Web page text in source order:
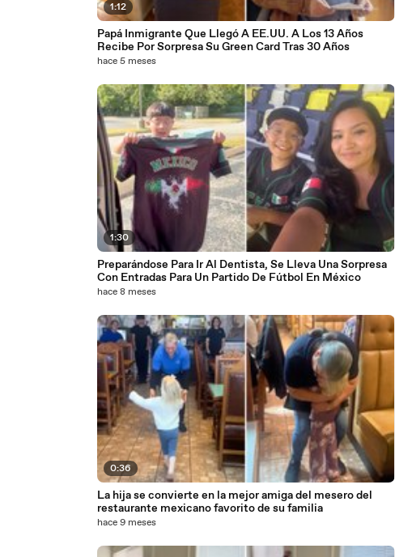
1:12
Papá Inmigrante Que Llegó A EE.UU. A Los 13 Años
Recibe Por Sorpresa Su Green Card Tras 30 Años
hace 5 meses
1:30
Preparándose Para Ir Al Dentista, Se Lleva Una Sorpresa
Con Entradas Para Un Partido De Fútbol En México
hace 8 meses
0:36
La hija se convierte en la mejor amiga del mesero del
restaurante mexicano favorito de su familia
hace 9 meses